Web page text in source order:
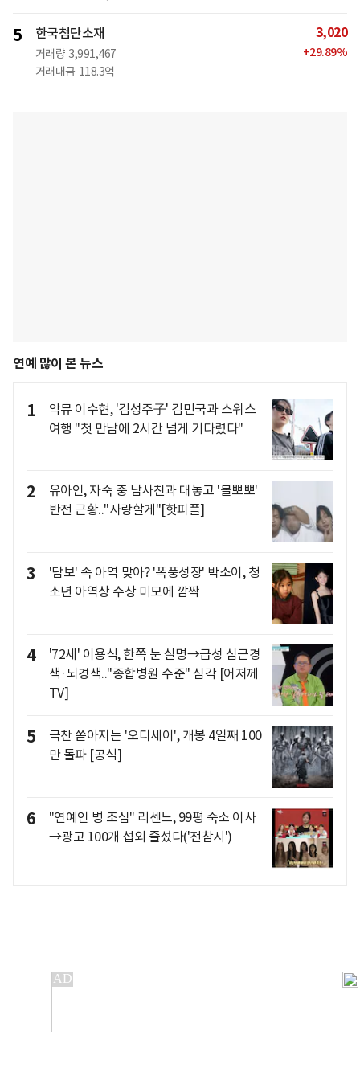
5 한국첨단소재
거래량 3,991,467
거래대금 118.3억
3,020
+29.89%
연예 많이 본 뉴스
1
악뮤 이수현, '김성주子' 김민국과 스위스
여행 "첫 만남에 2시간 넘게 기다렸다"
2
유아인, 자숙 중 남사친과 대놓고 '볼뽀뽀'
반전 근황.."사랑할게"[핫피플]
3
'담보' 속 아역 맞아? '폭풍성장' 박소이, 청
소년 아역상 수상 미모에 깜짝
4
'72세' 이용식, 한쪽 눈 실명→급성 심근경
색·뇌경색.."종합병원 수준" 심각 [어저께
TV]
5
극찬 쏟아지는 '오디세이', 개봉 4일째 100
만 돌파 [공식]
6
"연예인 병 조심" 리센느, 99평 숙소 이사
→광고 100개 섭외 줄섰다('전참시')